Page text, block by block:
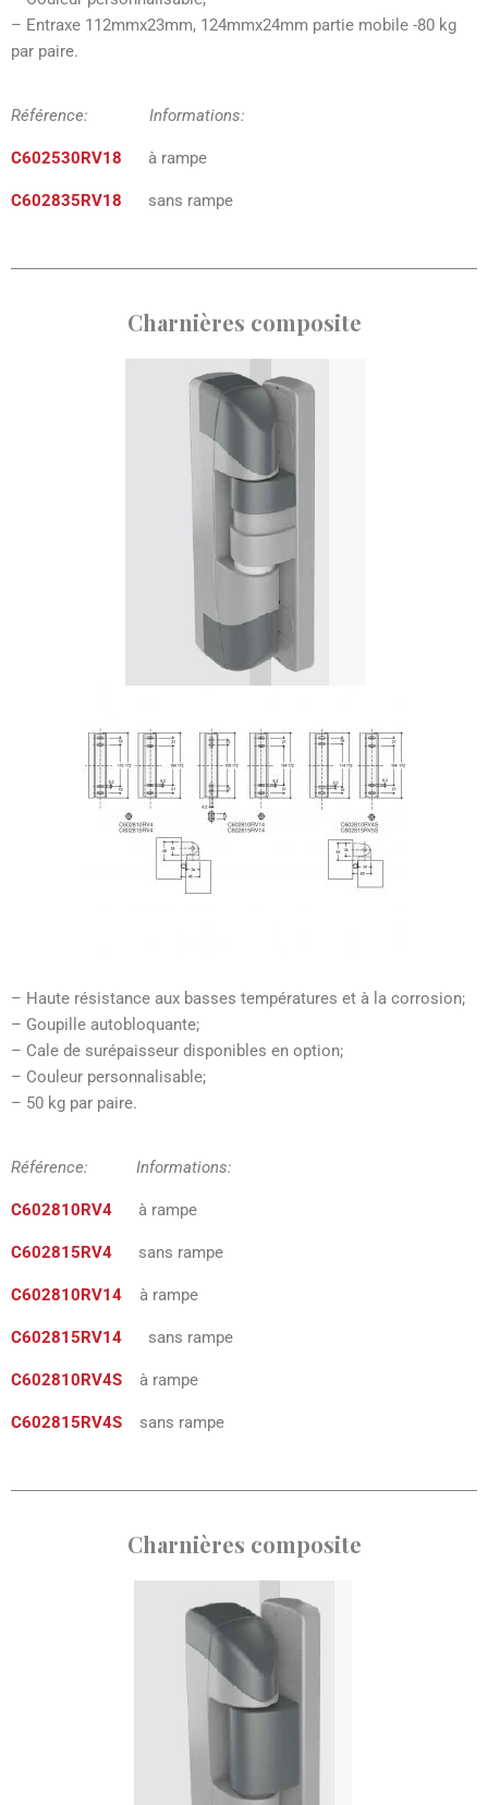
– Entraxe 112mmx23mm, 124mmx24mm partie mobile -80 kg
par paire.
Référence: Informations:
C602530RV18 à rampe
C602835RV18 sans rampe
Charnières composite
– Haute résistance aux basses températures et à la corrosion;
– Goupille autobloquante;
– Cale de surépaisseur disponibles en option;
– Couleur personnalisable;
– 50 kg par paire.
Référence: Informations:
C602810RV4 à rampe
C602815RV4 sans rampe
C602810RV14 à rampe
C602815RV14 sans rampe
C602810RV4S à rampe
C602815RV4S sans rampe
Charnières composite